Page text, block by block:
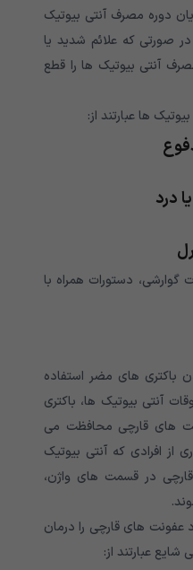
دوره مصرف آنتی بیوتیک
صورتی که علائم شدید یا
آنتی بیوتیک ها را قطع
ها عبارتند از:
درد
گوارشی، دستورات همراه با
باکتری های مضر استفاده
آنتی بیوتیک ها، باکتری
های قارچی محافظت می
از افرادی که آنتی بیوتیک
در قسمت های واژن،
عفونت های قارچی را درمان
عبارتند از: